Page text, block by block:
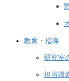
教育・指導
研究室
担当講